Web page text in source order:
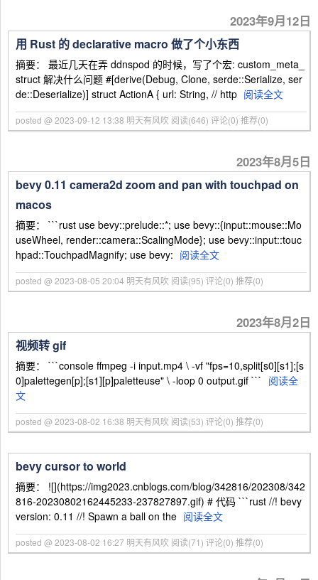
2023年9月12日
用 Rust 的 declarative macro 做了个小东西
摘要： 最近几天在弄 ddnspod 的时候，写了个宏: custom_meta_
struct 解决什么问题 #[derive(Debug, Clone, serde::Serialize, ser
de::Deserialize)] struct ActionA { url: String, // http 阅读全文
posted @ 2023-09-12 13:38 明天有风吹 阅读(646) 评论(0) 推荐(0)
2023年8月5日
bevy 0.11 camera2d zoom and pan with touchpad on
macos
摘要： ```rust use bevy::prelude::*; use bevy::{input::mouse::Mo
useWheel, render::camera::ScalingMode}; use bevy::input::touc
hpad::TouchpadMagnify; use bevy: 阅读全文
posted @ 2023-08-05 20:04 明天有风吹 阅读(95) 评论(0) 推荐(0)
2023年8月2日
视频转 gif
摘要： ```console ffmpeg -i input.mp4 \ -vf "fps=10,split[s0][s1];[s
0]palettegen[p];[s1][p]paletteuse" \ -loop 0 output.gif ``` 阅读全
文
posted @ 2023-08-02 16:38 明天有风吹 阅读(53) 评论(0) 推荐(0)
bevy cursor to world
摘要： ![](https://img2023.cnblogs.com/blog/342816/202308/342
816-20230802162445233-237827897.gif) # 代码 ```rust //! bevy
version: 0.11 //! Spawn a ball on the 阅读全文
posted @ 2023-08-02 16:27 明天有风吹 阅读(71) 评论(0) 推荐(0)